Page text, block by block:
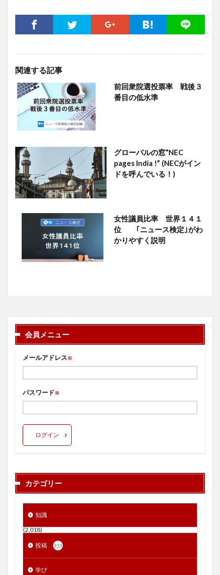
関連する記事
前回衆院選投票率 戦後３
番目の低水準
グローバルの窓“NEC
pages India !” (NECがイン
ドを呼んでいる！)
女性議員比率 世界１４１
位 ｢ニュース検定｣がわ
かりやすく説明
会員メニュー
メールアドレス※
パスワード※
ログイン
カテゴリー
知識
(2,018)
投稿 333
学び